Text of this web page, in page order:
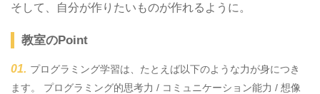
そして、自分が作りたいものが作れるように。
教室のPoint
プログラミング学習は、たとえば以下のような力が身につき
ます。 プログラミング的思考力 / コミュニケーション能力 / 想像